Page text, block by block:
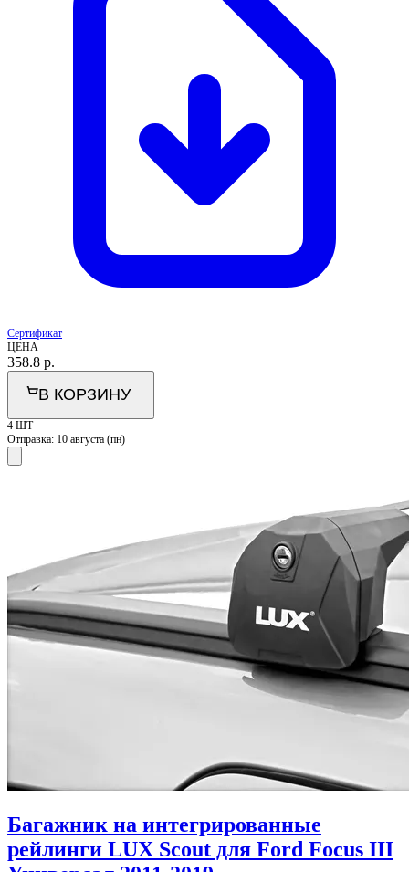
Сертификат
ЦЕНА
358.8 р.
В КОРЗИНУ
4 ШТ
Отправка: 10 августа (пн)
Багажник на интегрированные
рейлинги LUX Scout для Ford Focus III